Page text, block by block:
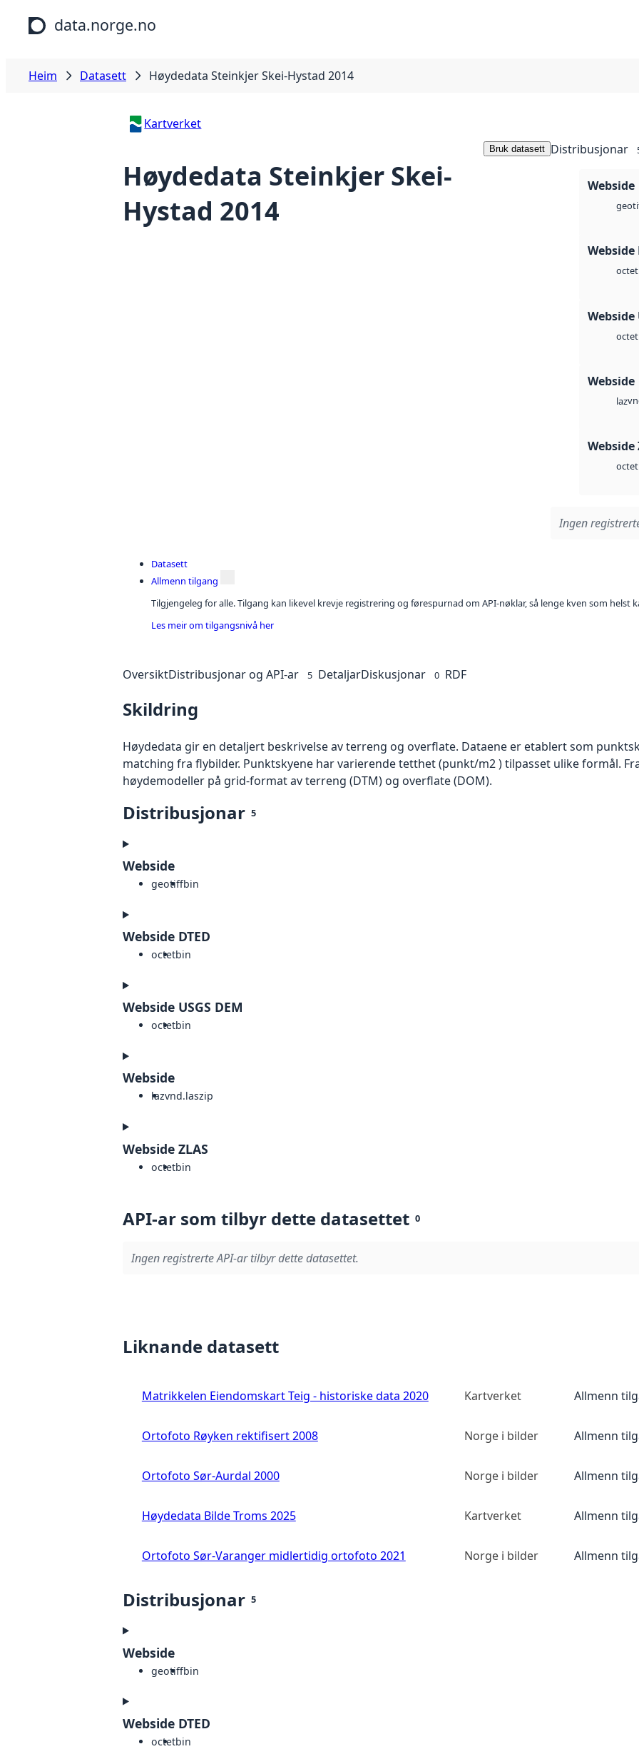
Hopp til hovudinnhald
data.norge.no
Heim Datasett Høydedata Steinkjer Skei-Hystad 2014
Kartverket
Høydedata Steinkjer Skei-
Hystad 2014
Bruk datasett Distribusjonar
Webside
Webside
octet
Webside
octet
Webside
laz
Webside
octet
Ingen
Datasett
Allmenn tilgang
Tilgjengeleg for alle. Tilgang kan likevel krevje registrering og førespurnad om API-nøklar, så lenge kven som helst
Les meir om tilgangsnivå her
OversiktDistribusjonar og API-ar 5 DetaljarDiskusjonar 0 RDF
Skildring
Høydedata gir en detaljert beskrivelse av terreng og overflate. Dataene er etablert som
matching fra flybilder. Punktskyene har varierende tetthet (punkt/m2 ) tilpasset ulike formål.
høydemodeller på grid-format av terreng (DTM) og overflate (DOM).
Distribusjonar 5
Webside
geotiffbin
Webside DTED
octetbin
Webside USGS DEM
octetbin
Webside
lazvnd.laszip
Webside ZLAS
octetbin
API-ar som tilbyr dette datasettet 0
Ingen registrerte API-ar tilbyr dette datasettet.
Liknande datasett
Matrikkelen Eiendomskart Teig - historiske data 2020 Kartverket Allmenn
Ortofoto Røyken rektifisert 2008 Norge i bilder Allmenn
Ortofoto Sør-Aurdal 2000 Norge i bilder Allmenn
Høydedata Bilde Troms 2025 Kartverket Allmenn
Ortofoto Sør-Varanger midlertidig ortofoto 2021 Norge i bilder Allmenn
Distribusjonar 5
Webside
geotiffbin
Webside DTED
octetbin